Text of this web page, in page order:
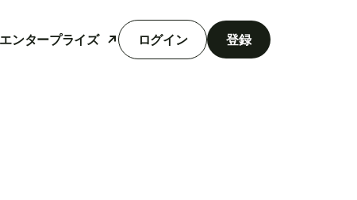
エンタープライズ ログイン 登録